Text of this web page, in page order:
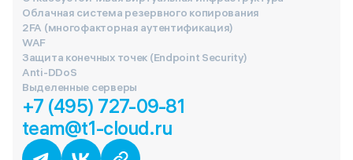
Облачная система резервного копирования
2FA (многофакторная аутентификация)
WAF
Защита конечных точек (Endpoint Security)
Anti-DDoS
Выделенные серверы
+7 (495) 727-09-81
team@t1-cloud.ru